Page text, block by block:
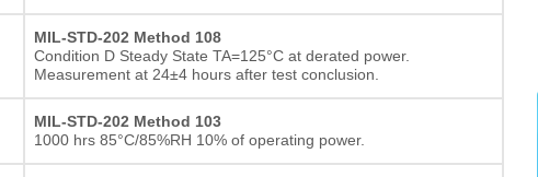
MIL-STD-202 Method 108
Condition D Steady State TA=125°C at derated power.
Measurement at 24±4 hours after test conclusion.
MIL-STD-202 Method 103
1000 hrs 85°C/85%RH 10% of operating power.